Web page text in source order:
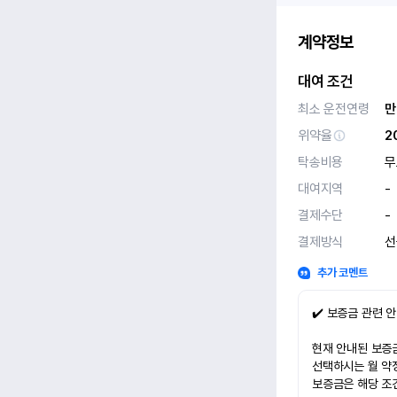
계약정보
대여 조건
최소 운전연령
위약율
탁송비용
대여지역
-
결제수단
-
결제방식
추가 코멘트
✔️ 보증금 관련
현재 안내된 보
선택하시는 월 약
보증금은 해당